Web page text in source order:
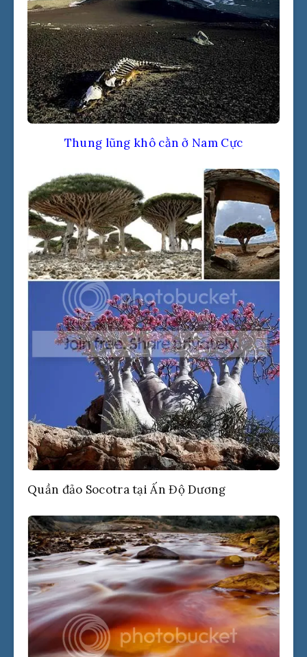
Thung lũng khô cằn ở Nam Cực
Quần đảo Socotra tại Ấn Độ Dương